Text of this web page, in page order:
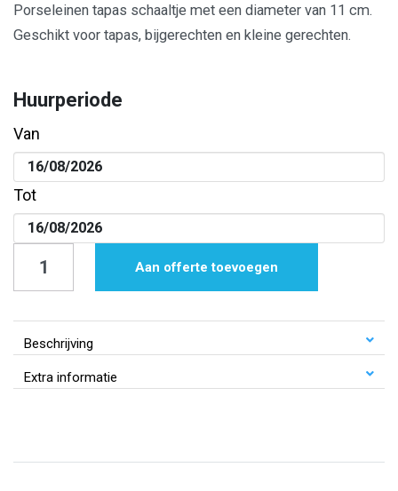
Porseleinen tapas schaaltje met een diameter van 11 cm.
Geschikt voor tapas, bijgerechten en kleine gerechten.
Huurperiode
Van
Tot
Mediterraan
Porselein
|
cm
Aan offerte toevoegen
Beschrijving
Extra informatie